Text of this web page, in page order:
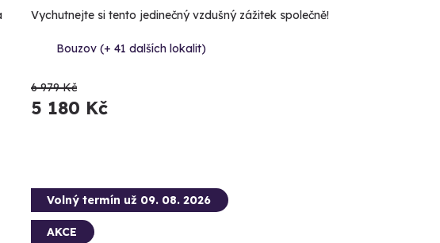
Vychutnejte si tento jedinečný vzdušný zážitek společně!
Bouzov (+ 41 dalších lokalit)
6 979 Kč
5 180 Kč
Volný termín už 09. 08. 2026
AKCE